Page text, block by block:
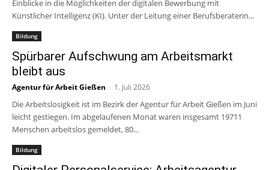
Einblicke in die Möglichkeiten der digitalen Bewerbung mit
Künstlicher Intelligenz (KI). Unter der Leitung einer Berufsberaterin...
Bildung
Spürbarer Aufschwung am Arbeitsmarkt
bleibt aus
Agentur für Arbeit Gießen - 1. Juli 2026
Die Arbeitslosigkeit ist im Bezirk der Agentur für Arbeit Gießen im Juni
leicht gestiegen. Im abgelaufenen Monat waren insgesamt 19711
Menschen arbeitslos gemeldet, 80...
Bildung